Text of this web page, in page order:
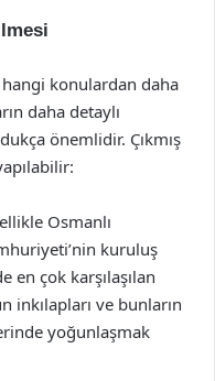
hangi konulardan daha
daha detaylı
önemlidir. Çıkmış
Osmanlı
kuruluş
en çok karşılaşılan
inkılapları ve bunların
yoğunlaşmak